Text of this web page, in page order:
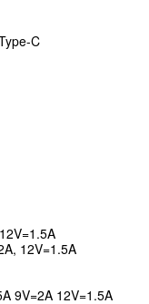
C
12V=1.5A
9V=2A 12V=1.5A